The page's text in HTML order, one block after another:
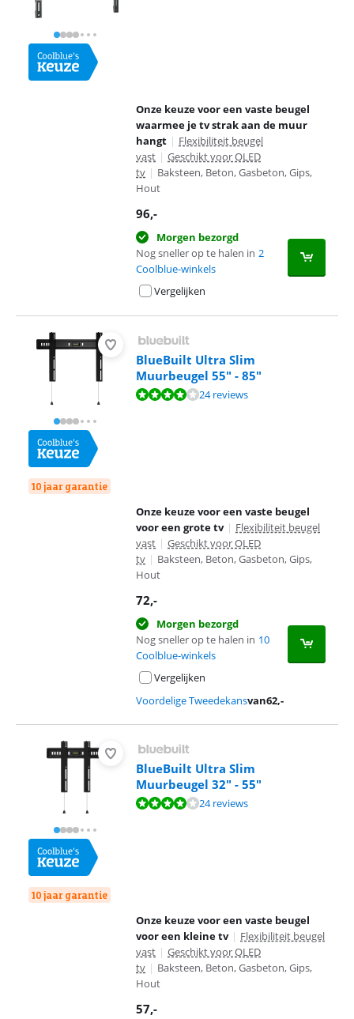
Onze keuze voor een vaste beugel
waarmee je tv strak aan de muur
hangt | Flexibiliteit beugel
vast | Geschikt voor OLED
tv | Baksteen, Beton, Gasbeton, Gips,
Hout
96,-
Morgen bezorgd
Nog sneller op te halen in 2
Coolblue-winkels
Vergelijken
10 jaar garantie
BlueBuilt Ultra Slim
Muurbeugel 55" - 85"
Beoordeling is 8,0 van de 10, gebaseerd op 24 reviews.
24 reviews
Onze keuze voor een vaste beugel
voor een grote tv | Flexibiliteit beugel
vast | Geschikt voor OLED
tv | Baksteen, Beton, Gasbeton, Gips,
Hout
72,-
Morgen bezorgd
Nog sneller op te halen in 10
Coolblue-winkels
Vergelijken
Voordelige Tweedekansvan62,-
10 jaar garantie
BlueBuilt Ultra Slim
Muurbeugel 32" - 55"
Beoordeling is 8,0 van de 10, gebaseerd op 24 reviews.
24 reviews
Onze keuze voor een vaste beugel
voor een kleine tv | Flexibiliteit beugel
vast | Geschikt voor OLED
tv | Baksteen, Beton, Gasbeton, Gips,
Hout
57,-